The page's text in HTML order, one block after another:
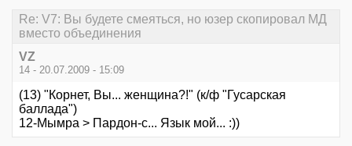
Re: V7: Вы будете смеяться, но юзер скопировал МД
вместо объединения
VZ
14 - 20.07.2009 - 15:09
(13) "Корнет, Вы... женщина?!" (к/ф "Гусарская
баллада")
12-Мымра > Пардон-с... Язык мой... :))